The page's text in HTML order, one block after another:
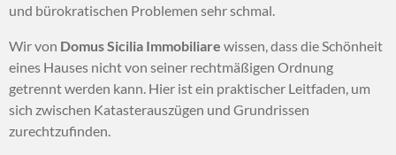
und bürokratischen Problemen sehr schmal.
Wir von Domus Sicilia Immobiliare wissen, dass die Schönheit
eines Hauses nicht von seiner rechtmäßigen Ordnung
getrennt werden kann. Hier ist ein praktischer Leitfaden, um
sich zwischen Katasterauszügen und Grundrissen
zurechtzufinden.